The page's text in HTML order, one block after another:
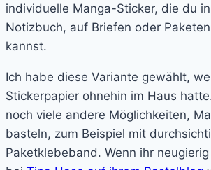
individuelle Manga-Sticker, die du
Notizbuch, auf Briefen oder
kannst.
Ich habe diese Variante gewählt,
Stickerpapier ohnehin im Haus
noch viele andere Möglichkeiten,
basteln, zum Beispiel mit
Paketklebeband. Wenn ihr